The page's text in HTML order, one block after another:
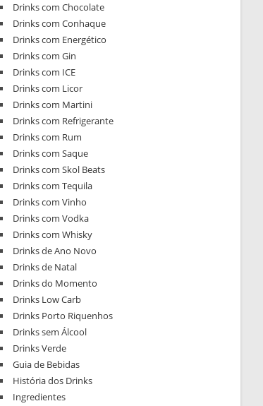
Drinks com Chocolate
Drinks com Conhaque
Drinks com Energético
Drinks com Gin
Drinks com ICE
Drinks com Licor
Drinks com Martini
Drinks com Refrigerante
Drinks com Rum
Drinks com Saque
Drinks com Skol Beats
Drinks com Tequila
Drinks com Vinho
Drinks com Vodka
Drinks com Whisky
Drinks de Ano Novo
Drinks de Natal
Drinks do Momento
Drinks Low Carb
Drinks Porto Riquenhos
Drinks sem Álcool
Drinks Verde
Guia de Bebidas
História dos Drinks
Ingredientes